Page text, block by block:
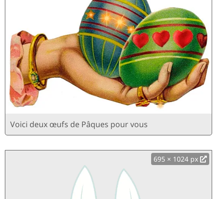
Voici deux œufs de Pâques pour vous
695 × 1024 px